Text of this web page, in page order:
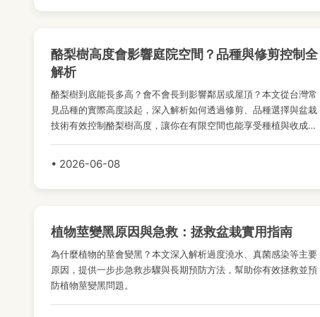
酪梨樹高度會影響庭院空間？品種與修剪控制全
解析
酪梨樹到底能長多高？會不會長到影響鄰居或屋頂？本文從台灣常
見品種的實際高度談起，深入解析如何透過修剪、品種選擇與盆栽
技術有效控制酪梨樹高度，讓你在有限空間也能享受種植與收成的
• 2026-06-08
植物莖變黑原因與急救：拯救盆栽實用指南
為什麼植物的莖會變黑？本文深入解析過度澆水、真菌感染等主要
原因，提供一步步急救步驟與長期預防方法，幫助你有效拯救並預
防植物莖變黑問題。